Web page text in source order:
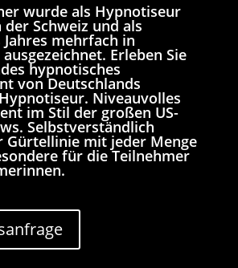
wurde als Hypnotiseur
der Schweiz und als
mehrfach in
Erleben Sie
hypnotisches
von Deutschlands
Niveauvolles
im Stil der großen US-
Selbstverständlich
Gürtellinie mit jeder Menge
für die Teilnehmer